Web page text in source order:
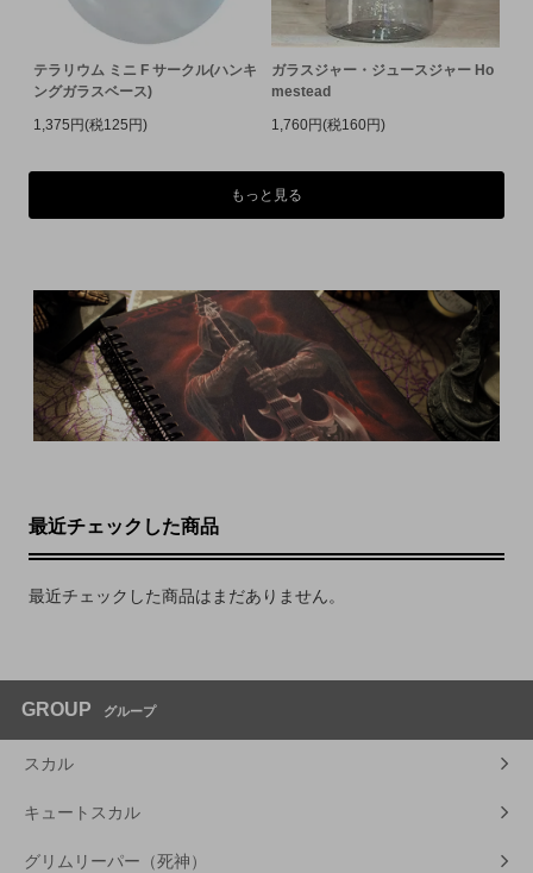
テラリウム ミニ F サークル(ハンキ
ングガラスベース)
1,375円(税125円)
ガラスジャー・ジュースジャー Ho
mestead
1,760円(税160円)
もっと見る
最近チェックした商品
最近チェックした商品はまだありません。
GROUP グループ
スカル
キュートスカル
グリムリーパー（死神）